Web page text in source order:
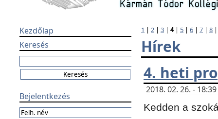
Kezdőlap
Keresés
Bejelentkezés
1 | 2 | 3 | 4| 5 | 6 | 7 | 8
Hírek
4. heti
2018. 02. 26. -
Kedden a